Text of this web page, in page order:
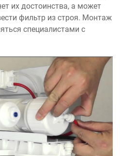
их достоинства, а может
фильтр из строя. Монтаж
специалистами с